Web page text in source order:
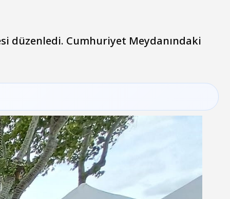
düzenledi. Cumhuriyet Meydanındaki